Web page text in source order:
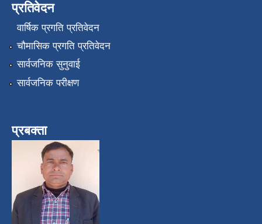
प्रतिवेदन
वार्षिक प्रगति प्रतिवेदन
चौमासिक प्रगति प्रतिवेदन
सार्वजनिक सुनुवाई
सार्वजनिक परीक्षण
प्रबक्ता